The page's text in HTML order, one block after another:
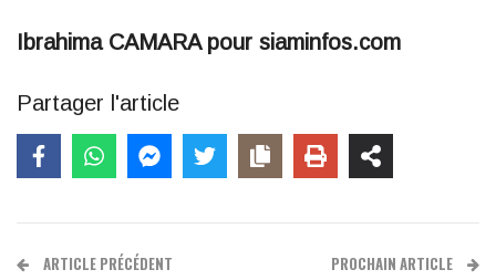
Ibrahima CAMARA pour siaminfos.com
Partager l'article
ARTICLE PRÉCÉDENT PROCHAIN ARTICLE